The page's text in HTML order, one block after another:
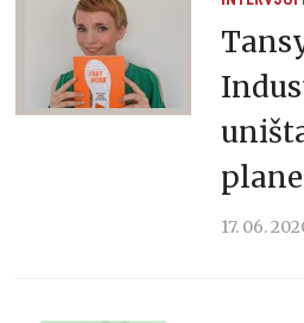
17. 06.